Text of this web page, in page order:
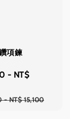
項鍊
- NT$
-NT$ 15,100